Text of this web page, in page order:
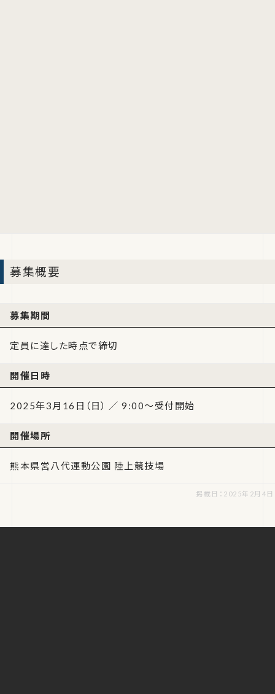
募集概要
募集期間
定員に達した時点で締切
開催日時
2025年3月16日（日） ／ 9:00～受付開始
開催場所
熊本県営八代運動公園 陸上競技場
掲載日：2025年2月4日